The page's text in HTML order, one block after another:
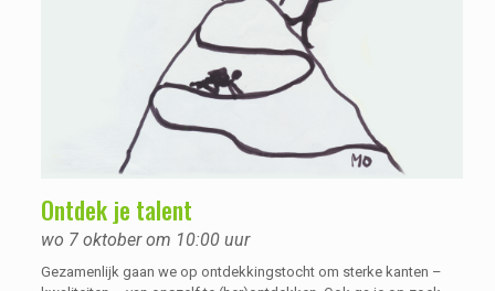
Ontdek je talent
wo 7 oktober om 10:00 uur
Gezamenlijk gaan we op ontdekkingstocht om sterke kanten –